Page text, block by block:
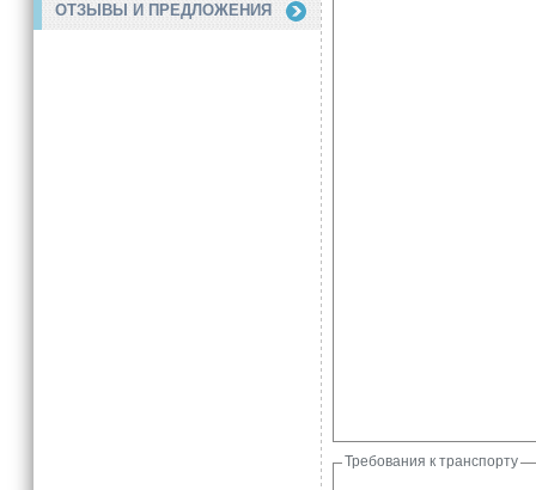
ОТЗЫВЫ И ПРЕДЛОЖЕНИЯ
Требования к транспорту